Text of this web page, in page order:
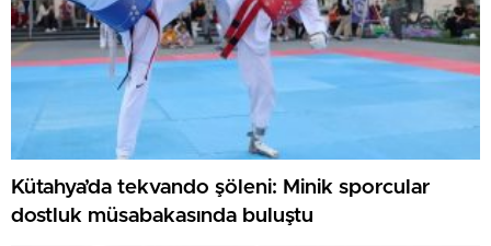
Kütahya’da tekvando şöleni: Minik sporcular
dostluk müsabakasında buluştu